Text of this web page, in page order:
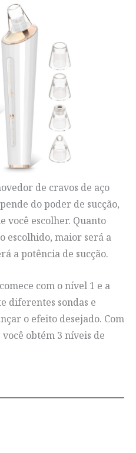
de cravos de aço
do poder de sucção,
você escolher. Quanto
escolhido, maior será a
a potência de sucção.
com o nível 1 e a
diferentes sondas e
o efeito desejado. Com
obtém 3 níveis de